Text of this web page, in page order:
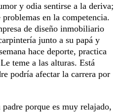
y odia sentirse a la deriva;
problemas en la competencia.
de diseño inmobiliario
junto a su papá y
hace deporte, practica
teme a las alturas. Está
podría afectar la carrera por
porque es muy relajado,